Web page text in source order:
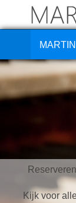
Kijk voor